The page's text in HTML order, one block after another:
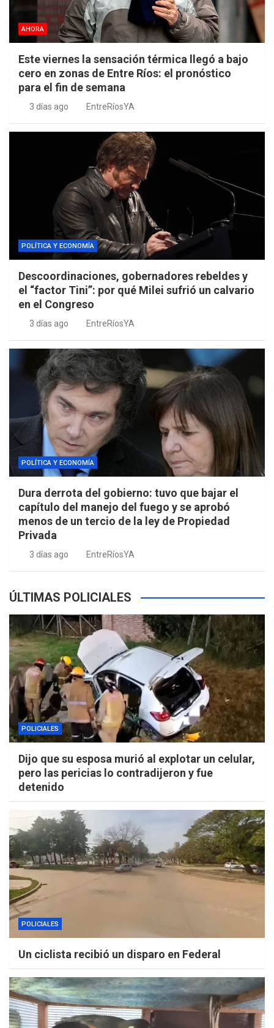
AHORA
Este viernes la sensación térmica llegó a bajo
cero en zonas de Entre Ríos: el pronóstico
para el fin de semana
3 días ago EntreRíosYA
POLÍTICA Y ECONOMÍA
Descoordinaciones, gobernadores rebeldes y
el “factor Tini”: por qué Milei sufrió un calvario
en el Congreso
3 días ago EntreRíosYA
POLÍTICA Y ECONOMÍA
Dura derrota del gobierno: tuvo que bajar el
capítulo del manejo del fuego y se aprobó
menos de un tercio de la ley de Propiedad
Privada
3 días ago EntreRíosYA
ÚLTIMAS POLICIALES
POLICIALES
Dijo que su esposa murió al explotar un celular,
pero las pericias lo contradijeron y fue
detenido
POLICIALES
Un ciclista recibió un disparo en Federal